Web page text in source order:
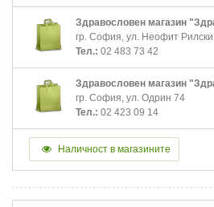
Здравословен магазин
гр. София, ул. Неофит Рилски
Тел.: 02 483 73 42
Здравословен магазин
гр. София, ул. Одрин 74
Тел.: 02 423 09 14
Наличност в магазините